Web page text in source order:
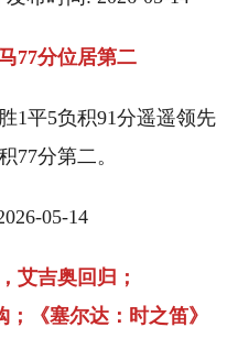
77分位居第二
1平5负积91分遥遥领先
77分第二。
05-14
艾吉奥回归；
；《塞尔达：时之笛》